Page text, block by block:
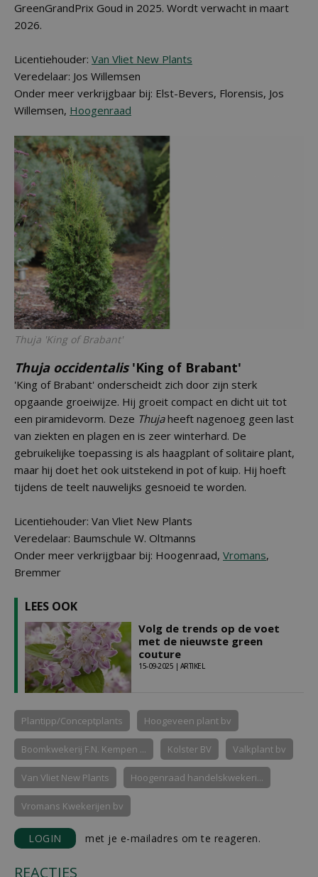
GreenGrandPrix Goud in 2025. Wordt verwacht in maart
2026.
Licentiehouder: Van Vliet New Plants
Veredelaar: Jos Willemsen
Onder meer verkrijgbaar bij: Elst-Bevers, Florensis, Jos
Willemsen, Hoogenraad
Thuja 'King of Brabant'
Thuja occidentalis'King of Brabant'
'King of Brabant' onderscheidt zich door zijn sterk
opgaande groeiwijze. Hij groeit compact en dicht uit tot
een piramidevorm. Deze Thujaheeft nagenoeg geen last
van ziekten en plagen en is zeer winterhard. De
gebruikelijke toepassing is als haagplant of solitaire plant,
maar hij doet het ook uitstekend in pot of kuip. Hij hoeft
tijdens de teelt nauwelijks gesnoeid te worden.
Licentiehouder: Van Vliet New Plants
Veredelaar: Baumschule W. Oltmanns
Onder meer verkrijgbaar bij: Hoogenraad, Vromans,
Bremmer
LEES OOK
Volg de trends op de voet
met de nieuwste green
couture
15-09-2025 | ARTIKEL
Plantipp/Conceptplants Hoogeveen plant bv
Boomkwekerij F.N. Kempen ... Kolster BV Valkplant bv
Van Vliet New Plants Hoogenraad handelskwekeri...
Vromans Kwekerijen bv
LOGIN met je e-mailadres om te reageren.
REACTIES